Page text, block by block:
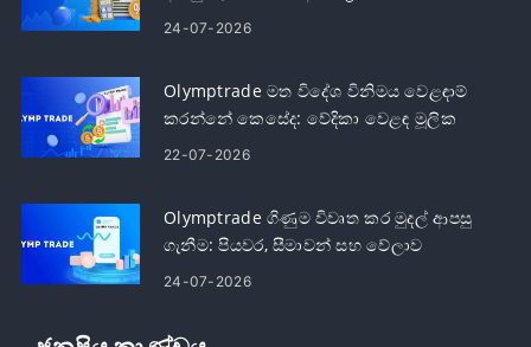
24-07-2026
Olymptrade මත විදේශ විනිමය වෙළඳාම්
කරන්නේ කෙසේද: වේදිකා වෙළඳ මූලික
කරුණු
22-07-2026
Olymptrade ගිණුම විවෘත කර මුදල් ආපසු
ගැනීම: පියවර, සීමාවන් සහ වේලාව
24-07-2026